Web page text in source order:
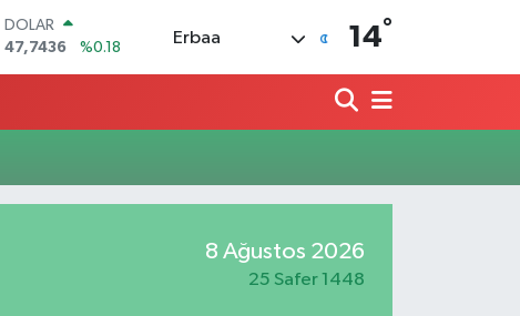
DOLAR
47,7436
%0.18
BİST100
Erbaa 14°
8 Ağustos 2026
25 Safer 1448